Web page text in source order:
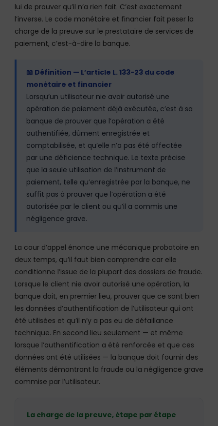
lui de prouver qu’il n’a rien fait. C’est exactement
l’inverse. Le code monétaire et financier fait peser la
charge de la preuve sur le prestataire de services de
paiement, c’est-à-dire la banque.
📖 Définition — L’article L. 133-23 du code
monétaire et financier
Lorsqu’un utilisateur nie avoir autorisé une
opération de paiement déjà exécutée, c’est à sa
banque de prouver que l’opération a été
authentifiée, dûment enregistrée et
comptabilisée, et qu’elle n’a pas été affectée
par une déficience technique. Le texte précise
que la seule utilisation de l’instrument de
paiement, telle qu’enregistrée par la banque, ne
suffit pas à prouver que l’opération a été
autorisée par le client ou qu’il a commis une
négligence grave.
La cour d’appel énonce une mécanique probatoire en
deux temps, qu’il faut bien comprendre car elle
conditionne l’issue de la plupart des dossiers de fraude.
Lorsque le client nie avoir autorisé une opération, la
banque doit, en premier lieu, prouver que ce sont bien
les données d’authentification de l’utilisateur qui ont
été utilisées et qu’il n’y a pas eu de défaillance
technique. En second lieu seulement — et même
lorsque l’authentification a été renforcée et que ces
données ont été utilisées — la banque doit fournir des
éléments démontrant la fraude ou la négligence grave
commise par l’utilisateur.
La charge de la preuve, étape par étape